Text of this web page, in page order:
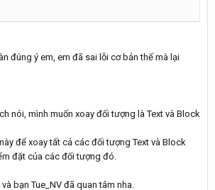
đúng ý em, em đã sai lỗi cơ bản thế mà lại
nói, mình muốn xoay đối tượng là Text và Block
để xoay tất cả các đối tượng Text và Block
đặt của các đối tượng đó.
bạn Tue_NV đã quan tâm nha.